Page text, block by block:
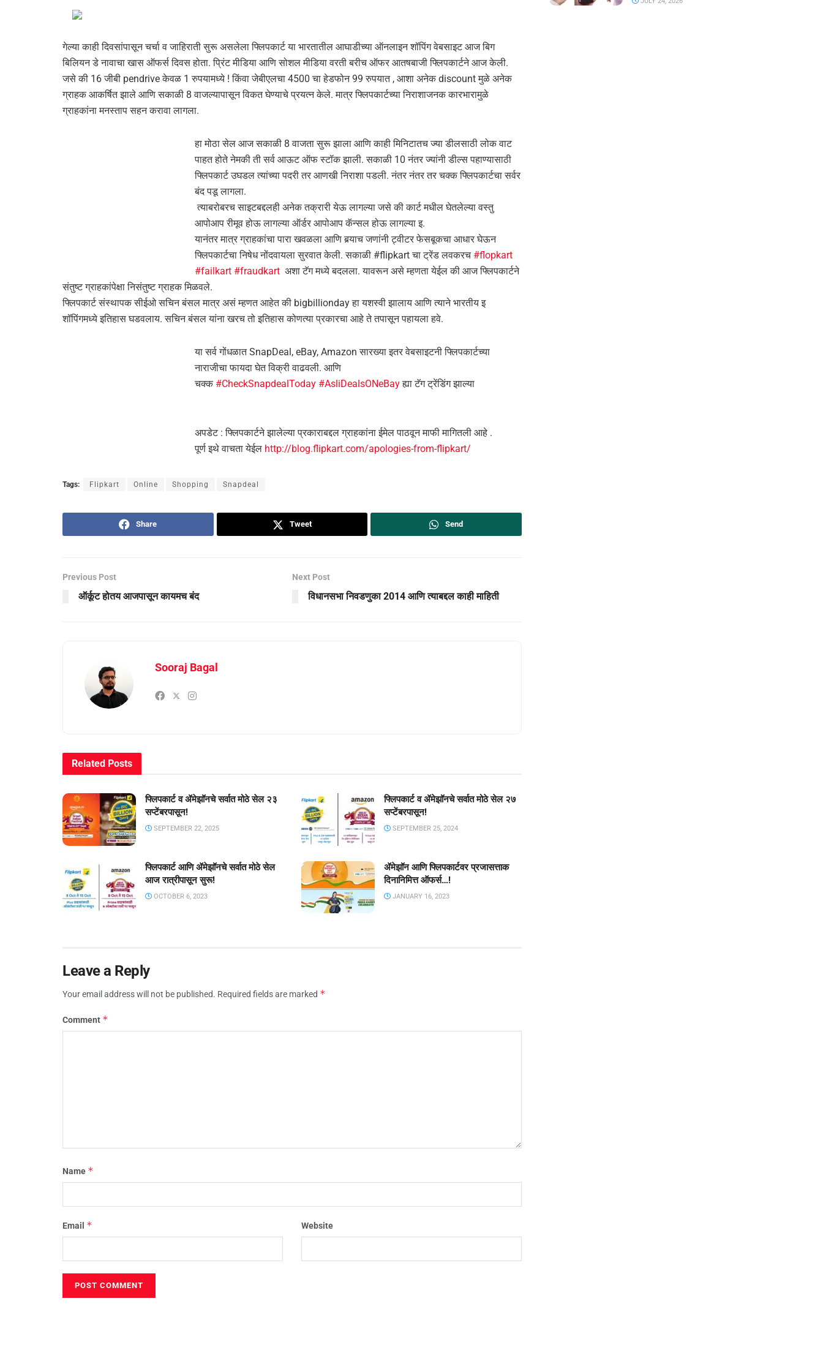
गेल्या काही दिवसांपासून चर्चा व जाहिराती सुरू असलेला फ्लिपकार्ट या भारतातील आघाडीच्या ऑनलाइन शॉपिंग वेबसाइट आज बिग
बिलियन डे नावाचा खास ऑफर्स दिवस होता. प्रिंट मीडिया आणि सोशल मीडिया वरती बरीच ऑफर आतषबाजी फ्लिपकार्टने आज केली.
जसे की 16 जीबी pendrive केवळ 1 रुपयामध्ये ! किंवा जेबीएलचा 4500 चा हेडफोन 99 रुपयात , आशा अनेक discount मुळे अनेक
ग्राहक आकर्षित झाले आणि सकाळी 8 वाजल्यापासून विकत घेण्याचे प्रयत्न केले. मात्र फ्लिपकार्टच्या निराशाजनक कारभारामुळे
ग्राहकांना मनस्ताप सहन करावा लागला.
हा मोठा सेल आज सकाळी 8 वाजता सुरू झाला आणि काही मिनिटातच ज्या डीलसाठी लोक वाट
पाहत होते नेमकी ती सर्व आऊट ऑफ स्टॉक झाली. सकाळी 10 नंतर ज्यांनी डील्स पहाण्यासाठी
फ्लिपकार्ट उघडल त्यांच्या पदरी तर आणखी निराशा पडली. नंतर नंतर तर चक्क फ्लिपकार्टचा सर्वर
बंद पडू लागला.
त्याबरोबरच साइटबद्दलही अनेक तक्रारी येऊ लागल्या जसे की कार्ट मधील घेतलेल्या वस्तु
आपोआप रीमूव होऊ लागल्या ऑर्डर आपोआप कॅन्सल होऊ लागल्या इ.
यानंतर मात्र ग्राहकांचा पारा खवळला आणि बर्‍याच जणांनी ट्वीटर फेसबूकचा आधार घेऊन
फ्लिपकार्टचा निषेध नोंदवायला सुरवात केली. सकाळी #flipkart चा ट्रेंड लवकरच #flopkart
#failkart #fraudkart अशा टॅग मध्ये बदलला. यावरून असे म्हणता येईल की आज फ्लिपकार्टने
संतुष्ट ग्राहकांपेक्षा निसंतुष्ट ग्राहक मिळवले.
फ्लिपकार्ट संस्थापक सीईओ सचिन बंसल मात्र असं म्हणत आहेत की bigbillionday हा यशस्वी झालाय आणि त्याने भारतीय इ
शॉपिंगमध्ये इतिहास घडवलाय. सचिन बंसल यांना खरच तो इतिहास कोणत्या प्रकारचा आहे ते तपासून पहायला हवे.
या सर्व गोंधळात SnapDeal, eBay, Amazon सारख्या इतर वेबसाइटनी फ्लिपकार्टच्या
नाराजीचा फायदा घेत विक्री वाढवली. आणि
चक्क #CheckSnapdealToday #AsliDealsONeBayह्या टॅग ट्रेंडिंग झाल्या
अपडेट : फ्लिपकार्टने झालेल्या प्रकाराबद्दल ग्राहकांना ईमेल पाठवून माफी मागितली आहे .
पूर्ण इथे वाचता येईल http://blog.flipkart.com/apologies-from-flipkart/
Tags: Flipkart Online Shopping Snapdeal
Share Tweet Send
Previous Post
ऑर्कूट होतय आजपासून कायमच बंद
Next Post
विधानसभा निवडणुका 2014 आणि त्याबद्दल काही माहिती
Sooraj Bagal
Related Posts
फ्लिपकार्ट व ॲमेझॉनचे सर्वात मोठे सेल २३
सप्टेंबरपासून!
SEPTEMBER 22, 2025
फ्लिपकार्ट व ॲमेझॉनचे सर्वात मोठे सेल २७
सप्टेंबरपासून!
SEPTEMBER 25, 2024
फ्लिपकार्ट आणि ॲमेझॉनचे सर्वात मोठे सेल
आज रात्रीपासून सुरू!
OCTOBER 6, 2023
ॲमेझॉन आणि फ्लिपकार्टवर प्रजासत्ताक
दिनानिमित्त ऑफर्स…!
JANUARY 16, 2023
Leave a Reply
Your email address will not be published. Required fields are marked *
Comment *
Name *
Email * Website